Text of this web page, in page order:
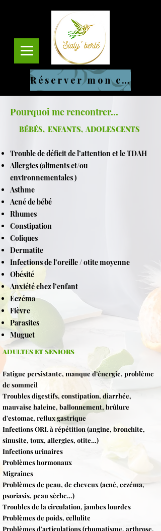
Réserver mon cours
Pourquoi me rencontrer...
BÉBÉS, ENFANTS, ADOLESCENTS
Trouble de déficit de l’attention et le TDAH
Allergies (aliments et/ou
environnementales )
Asthme
Acné de bébé
Rhumes
Constipation
Coliques
Dermatite
Infections de l’oreille / otite moyenne
Obésité
Anxiété chez l’enfant
Eczéma
Fièvre
Parasites
Muguet
ADULTES ET SENIORS
Fatigue persistante, manque d’énergie, problème
de sommeil
Troubles digestifs, constipation, diarrhée,
mauvaise haleine, ballonnement, brûlure
d'estomac, reflux gastrique
Infections ORL à répétition (angine, bronchite,
sinusite, toux, allergies, otite…)
Infections urinaires
Problèmes hormonaux
Migraines
Problèmes de peau, de cheveux (acné, eczéma,
psoriasis, peau sèche…)
Troubles de la circulation, jambes lourdes
Problèmes de poids, cellulite
Problèmes d’articulations (rhumatisme, arthrose,